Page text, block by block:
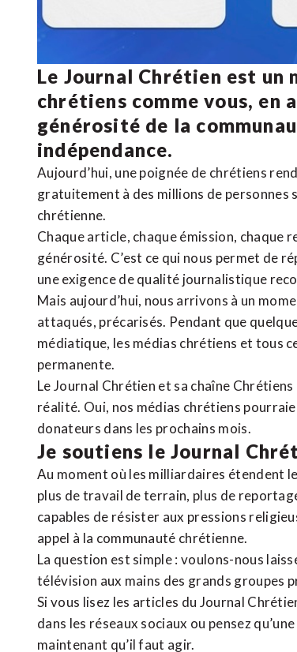
Le Journal Chrétien est un
chrétiens comme vous, en
générosité de la
indépendance.
Aujourd’hui, une poignée de chrétiens
gratuitement à des millions de personnes
chrétienne.
Chaque article, chaque émission, chaque
générosité. C’est ce qui nous permet de
une exigence de qualité journalistique
Mais aujourd’hui, nous arrivons à un
attaqués, précarisés. Pendant que
médiatique, les médias chrétiens et tous
permanente.
Le Journal Chrétien et sa chaîne
réalité. Oui, nos médias chrétiens
donateurs dans les prochains mois.
Je soutiens le Journal
Au moment où les milliardaires étendent
plus de travail de terrain, plus de
capables de résister aux pressions
appel à la communauté chrétienne.
La question est simple : voulons-nous
télévision aux mains des grands groupes
Si vous lisez les articles du Journal
dans les réseaux sociaux ou pensez
maintenant qu’il faut agir.